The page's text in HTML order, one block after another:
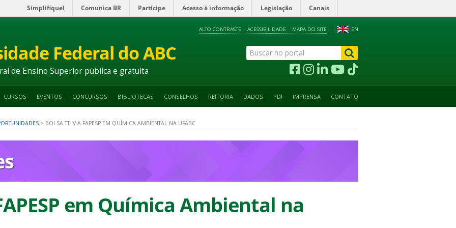
Simplifique! Comunica BR Participe Acesso à informação Legislação Canais
EN
ALTO CONTRASTE ACESSIBILIDADE MAPA DO SITE
Federal do ABC
de Ensino Superior pública e gratuita
CURSOS EVENTOS CONCURSOS BIBLIOTECAS CONSELHOS REITORIA DADOS PDI IMPRENSA CONTATO
> BOLSA TT-IV-A FAPESP EM QUÍMICA AMBIENTAL NA UFABC
em Química Ambiental na